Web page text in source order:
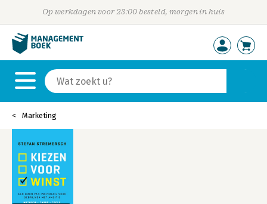
Op werkdagen voor 23:00 besteld, morgen in huis
Marketing